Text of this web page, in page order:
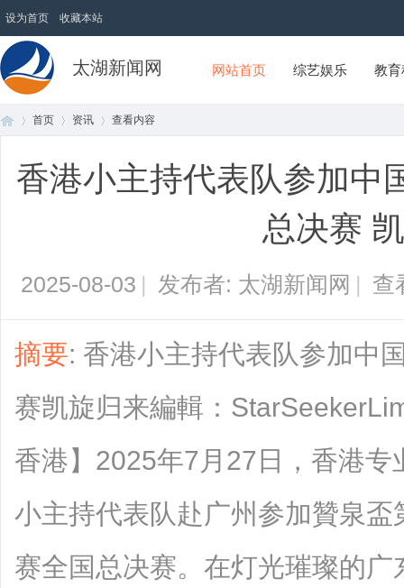
设为首页 收藏本站
太湖新闻网 网站首页 综艺娱乐 教
首页 资讯
›
查看内容
香港小主持代表队参加中
总决赛
2025-08-03 | 发布者: 太湖新闻网 | 查
摘要: 香港小主持代表队参加中
赛凯旋归来編輯：
香港】2025年7月27日，香港
小主持代表队赴广州参加贊泉
赛全国总决赛。在灯光璀璨的